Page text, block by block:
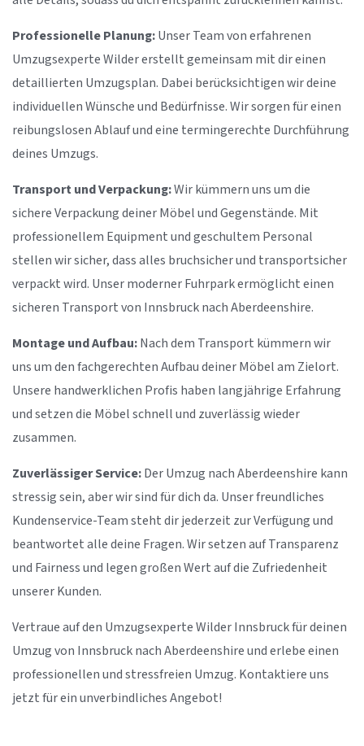
Professionelle Planung:Unser Team von erfahrenen
Umzugsexperte Wilder erstellt gemeinsam mit dir einen
detaillierten Umzugsplan. Dabei berücksichtigen wir deine
individuellen Wünsche und Bedürfnisse. Wir sorgen für einen
reibungslosen Ablauf und eine termingerechte Durchführung
deines Umzugs.
Transport und Verpackung:Wir kümmern uns um die
sichere Verpackung deiner Möbel und Gegenstände. Mit
professionellem Equipment und geschultem Personal
stellen wir sicher, dass alles bruchsicher und transportsicher
verpackt wird. Unser moderner Fuhrpark ermöglicht einen
sicheren Transport von Innsbruck nach Aberdeenshire.
Montage und Aufbau:Nach dem Transport kümmern wir
uns um den fachgerechten Aufbau deiner Möbel am Zielort.
Unsere handwerklichen Profis haben langjährige Erfahrung
und setzen die Möbel schnell und zuverlässig wieder
zusammen.
Zuverlässiger Service:Der Umzug nach Aberdeenshire kann
stressig sein, aber wir sind für dich da. Unser freundliches
Kundenservice-Team steht dir jederzeit zur Verfügung und
beantwortet alle deine Fragen. Wir setzen auf Transparenz
und Fairness und legen großen Wert auf die Zufriedenheit
unserer Kunden.
Vertraue auf den Umzugsexperte Wilder Innsbruck für deinen
Umzug von Innsbruck nach Aberdeenshire und erlebe einen
professionellen und stressfreien Umzug. Kontaktiere uns
jetzt für ein unverbindliches Angebot!